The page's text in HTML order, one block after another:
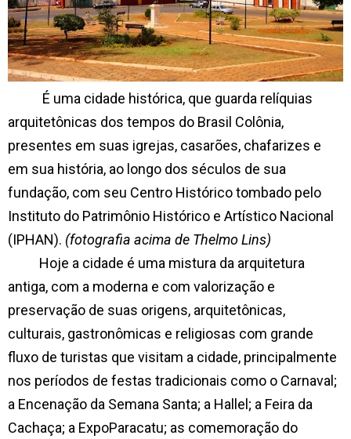
É uma cidade histórica, que guarda relíquias
arquitetônicas dos tempos do Brasil Colônia,
presentes em suas igrejas, casarões, chafarizes e
em sua história, ao longo dos séculos de sua
fundação, com seu Centro Histórico tombado pelo
Instituto do Patrimônio Histórico e Artístico Nacional
(IPHAN). (fotografia acima de Thelmo Lins)
Hoje a cidade é uma mistura da arquitetura
antiga, com a moderna e com valorização e
preservação de suas origens, arquitetônicas,
culturais, gastronômicas e religiosas com grande
fluxo de turistas que visitam a cidade, principalmente
nos períodos de festas tradicionais como o Carnaval;
a Encenação da Semana Santa; a Hallel; a Feira da
Cachaça; a ExpoParacatu; as comemoração do